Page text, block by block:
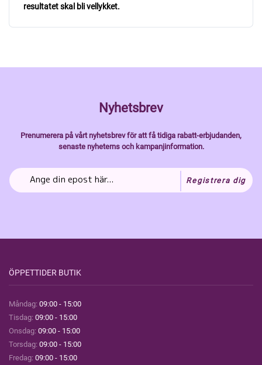
resultatet skal bli vellykket.
Nyhetsbrev
Prenumerera på vårt nyhetsbrev för att få tidiga rabatt-erbjudanden,
senaste nyheterns och kampanjinformation.
Registrera dig
ÖPPETTIDER BUTIK
Måndag: 09:00 - 15:00
Tisdag: 09:00 - 15:00
Onsdag: 09:00 - 15:00
Torsdag: 09:00 - 15:00
Fredag: 09:00 - 15:00